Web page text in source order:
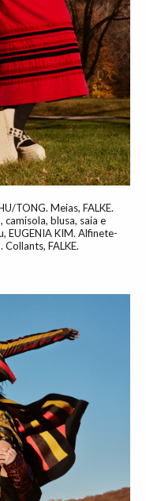
TONG. Meias, FALKE.
camisola, blusa, saia e
EUGENIA KIM. Alfinete-
FALKE.